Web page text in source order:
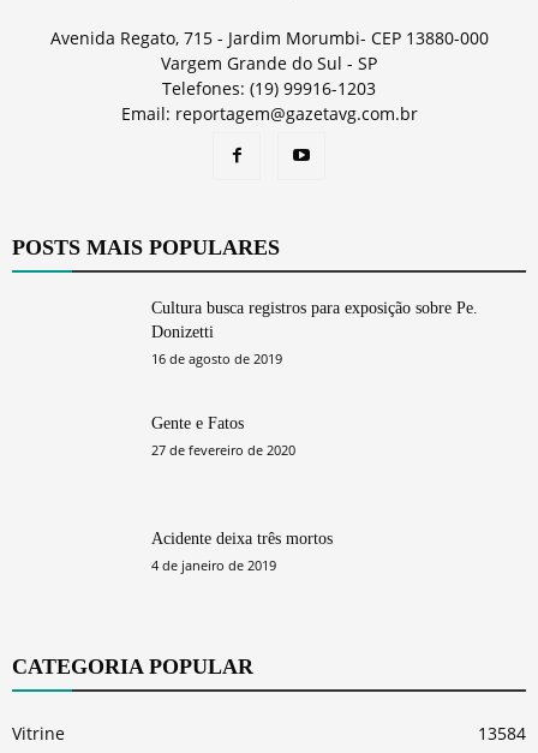
Avenida Regato, 715 - Jardim Morumbi- CEP 13880-000
Vargem Grande do Sul - SP
Telefones: (19) 99916-1203
Email: reportagem@gazetavg.com.br
POSTS MAIS POPULARES
Cultura busca registros para exposição sobre Pe.
Donizetti
16 de agosto de 2019
Gente e Fatos
27 de fevereiro de 2020
Acidente deixa três mortos
4 de janeiro de 2019
CATEGORIA POPULAR
Vitrine 13584